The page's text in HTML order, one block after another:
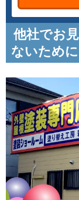
他社でお
ないため